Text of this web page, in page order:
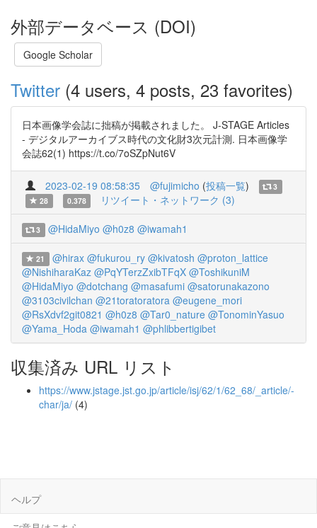
外部データベース (DOI)
Google Scholar
Twitter (4 users, 4 posts, 23 favorites)
日本画像学会誌に拙稿が掲載されました。 J-STAGE Articles
- デジタルアーカイブス時代の文化財3次元計測. 日本画像学
会誌62(1) https://t.co/7oSZpNut6V
2023-02-19 08:58:35 @fujimicho (投稿一覧)
3
28
0.378 リツイート・ネットワーク (3)
3 @HidaMiyo @h0z8 @iwamah1
21 @hirax @fukurou_ry @kivatosh @proton_lattice
@NishiharaKaz @PqYTerzZxibTFqX @ToshikuniM
@HidaMiyo @dotchang @masafumi @satorunakazono
@3103civilchan @21toratoratora @eugene_mori
@RsXdvf2git0821 @h0z8 @Tar0_nature @TonominYasuo
@Yama_Hoda @iwamah1 @phlibbertigibet
収集済み URL リスト
https://www.jstage.jst.go.jp/article/isj/62/1/62_68/_article/-
char/ja/ (4)
ヘルプ